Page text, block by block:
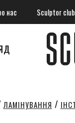
нас Sculptor club
ЛАМІНУВАННЯ